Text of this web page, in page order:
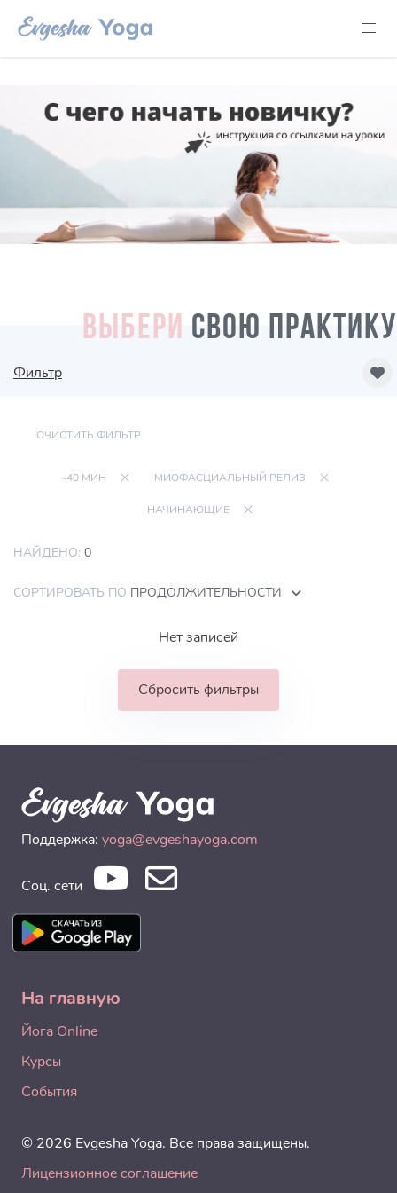
ВЫБЕРИ СВОЮ ПРАКТИКУ
Фильтр
ОЧИСТИТЬ ФИЛЬТР
~40 МИН МИОФАСЦИАЛЬНЫЙ РЕЛИЗ
НАЧИНАЮЩИЕ
НАЙДЕНО: 0
СОРТИРОВАТЬ ПО ПРОДОЛЖИТЕЛЬНОСТИ
Нет записей
Сбросить фильтры
Поддержка: yoga@evgeshayoga.com
Соц. сети
На главную
Йога Online
Курсы
События
© 2026 Evgesha Yoga. Все права защищены.
Лицензионное соглашение